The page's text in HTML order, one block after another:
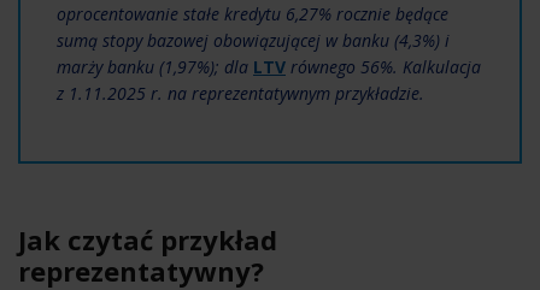
oprocentowanie stałe kredytu 6,27% rocznie będące
sumą stopy bazowej obowiązującej w banku (4,3%) i
marży banku (1,97%); dla LTV równego 56%. Kalkulacja
z 1.11.2025 r. na reprezentatywnym przykładzie.
Jak czytać przykład
reprezentatywny?